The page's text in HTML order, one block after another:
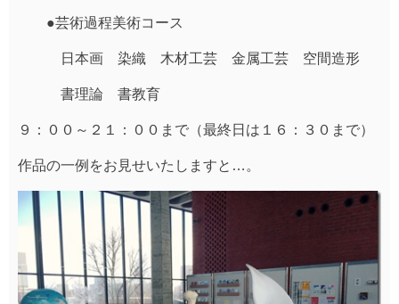
●芸術過程美術コース
日本画 染織 木材工芸 金属工芸 空間造形
書理論 書教育
９：００～２１：００まで（最終日は１６：３０まで）
作品の一例をお見せいたしますと…。